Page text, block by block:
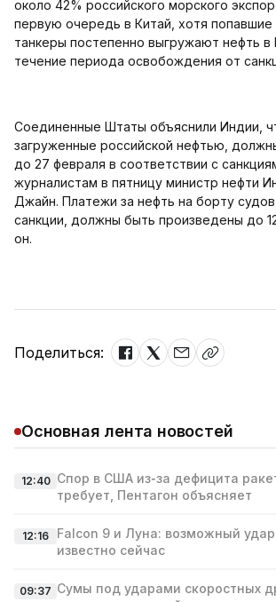
около 42% российского морского
первую очередь в Китай, хотя попавшие
танкеры постепенно выгружают нефть в
течение периода освобождения от
Соединенные Штаты объяснили Индии,
загруженные российской нефтью,
до 27 февраля в соответствии с
журналистам в пятницу министр нефти
Джайн. Платежи за нефть на борту
санкции, должны быть произведены до
он.
Поделиться:
Основная лента новостей
12:40 Спор в США из‑за дефицита
требует, Пентагон объясняет
12:16
Falcon 9 и Луна: возможный
известно сейчас
09:37 Сумы под ударами скоростных